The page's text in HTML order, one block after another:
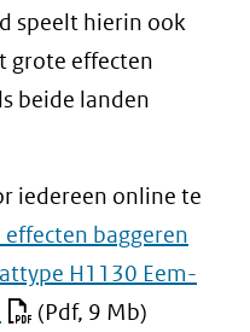
speelt hierin ook
grote effecten
beide landen
iedereen online te
baggeren
H1130 Eem-
(Pdf, 9 Mb)